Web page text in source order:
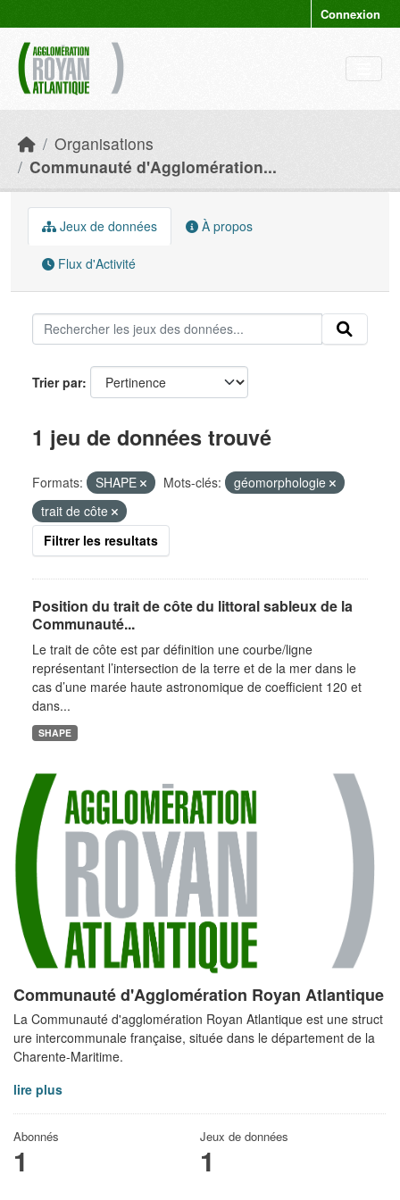
Connexion
Organisations
Communauté d'Agglomération...
Communauté d'Agglomération Royan Atlantique
La Communauté d'agglomération Royan Atlantique est une struct
ure intercommunale française, située dans le département de la
Charente-Maritime.
lire plus
Abonnés
1
Jeux de données
1
Jeux de données À propos
Flux d'Activité
Trier par
1 jeu de données trouvé
Formats: SHAPE Mots-clés:
géomorphologie
trait de côte
Filtrer les resultats
Position du trait de côte du littoral sableux de la
Communauté...
Le trait de côte est par définition une courbe/ligne
représentant l’intersection de la terre et de la mer dans le
cas d’une marée haute astronomique de coefficient 120 et
dans...
SHAPE